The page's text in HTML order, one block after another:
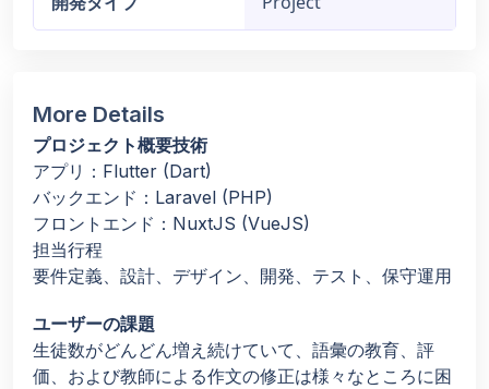
More Details
プロジェクト概要技術
アプリ：Flutter (Dart)
バックエンド：Laravel (PHP)
フロントエンド：NuxtJS (VueJS)
担当行程
要件定義、設計、デザイン、開発、テスト、保守運用
ユーザーの課題
生徒数がどんどん増え続けていて、語彙の教育、評
価、および教師による作文の修正は様々なところに困